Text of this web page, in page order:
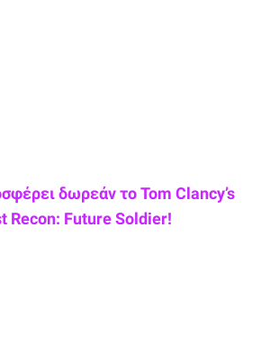
δωρεάν το Tom Clancy’s
Recon: Future Soldier!